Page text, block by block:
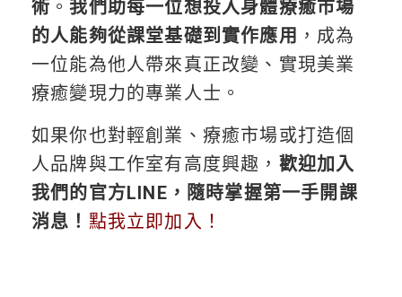
術 。我們助每一位想投入身體療癒市場
的人能夠從課堂基礎到實作應用 ，成為
一位能為他人帶來真正改變、實現美業
療癒變現力的專業人士。
如果你也對輕創業、療癒市場或打造個
人品牌與工作室有高度興趣， 歡迎加入
我們的官方LINE，隨時掌握第一手開課
消息！ 點我立即加入！